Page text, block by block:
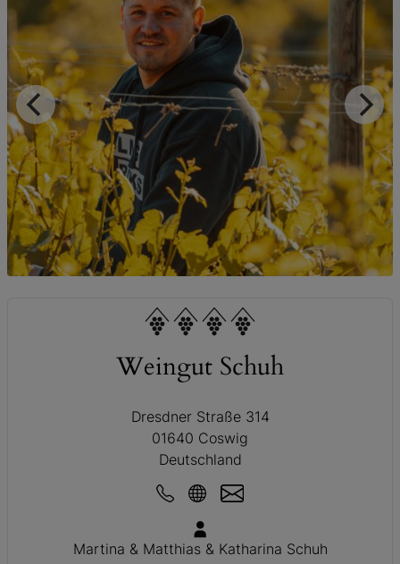
Weingut Schuh
Dresdner Straße 314
01640 Coswig
Deutschland
Martina & Matthias & Katharina Schuh